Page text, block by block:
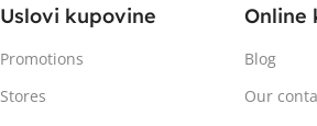
Uslovi kupovine
Promotions
Stores
Online
Blog
Our